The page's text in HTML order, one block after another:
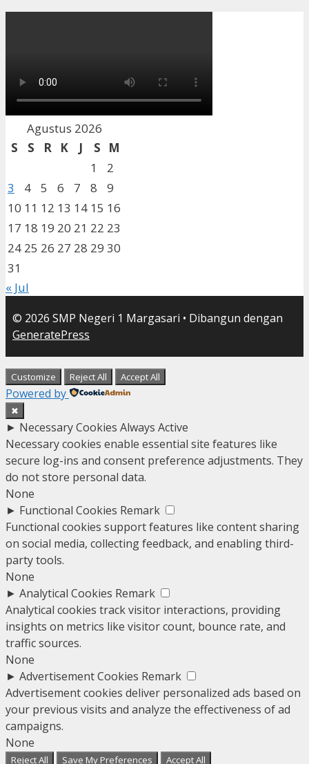
Agustus 2026
S
S R K J S
M
1
2
3
4 5 6 7 8
9
10 11 12 13 14 15 16
17 18 19 20 21 22 23
24 25 26 27 28 29 30
31
« Jul
© 2026 SMP Negeri 1 Margasari • Dibangun dengan
GeneratePress
Customize Reject All Accept All
Powered by
✖
► Necessary Cookies Always Active
Necessary cookies enable essential site features like
secure log-ins and consent preference adjustments. They
do not store personal data.
None
► Functional Cookies Remark
Functional cookies support features like content sharing
on social media, collecting feedback, and enabling third-
party tools.
None
► Analytical Cookies Remark
Analytical cookies track visitor interactions, providing
insights on metrics like visitor count, bounce rate, and
traffic sources.
None
► Advertisement Cookies Remark
Advertisement cookies deliver personalized ads based on
your previous visits and analyze the effectiveness of ad
campaigns.
None
Reject All Save My Preferences Accept All